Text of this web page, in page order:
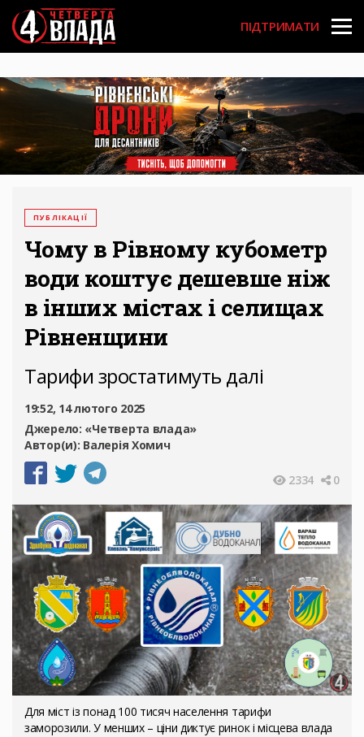
Перейти
до
основного
вмісту
User
account
menu
ПІДТРИМАТИ
ПУБЛІКАЦІЇ
Чому в Рівному кубометр
води коштує дешевше ніж
в інших містах і селищах
Рівненщини
Тарифи зростатимуть далі
19:52, 14 лютого 2025
Джерело: «Четверта влада»
Автор(и): Валерія Хомич
2334 0
Для міст із понад 100 тисяч населення тарифи
заморозили. У менших – ціни диктує ринок і місцева влада